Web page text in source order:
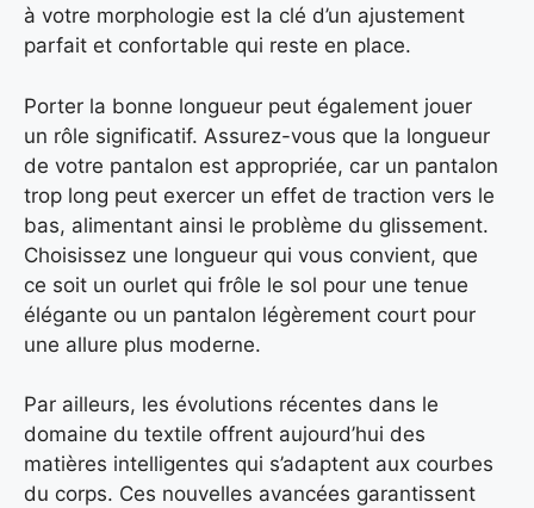
à votre morphologie est la clé d’un ajustement
parfait et confortable qui reste en place.
Porter la bonne longueur peut également jouer
un rôle significatif. Assurez-vous que la longueur
de votre pantalon est appropriée, car un pantalon
trop long peut exercer un effet de traction vers le
bas, alimentant ainsi le problème du glissement.
Choisissez une longueur qui vous convient, que
ce soit un ourlet qui frôle le sol pour une tenue
élégante ou un pantalon légèrement court pour
une allure plus moderne.
Par ailleurs, les évolutions récentes dans le
domaine du textile offrent aujourd’hui des
matières intelligentes qui s’adaptent aux courbes
du corps. Ces nouvelles avancées garantissent